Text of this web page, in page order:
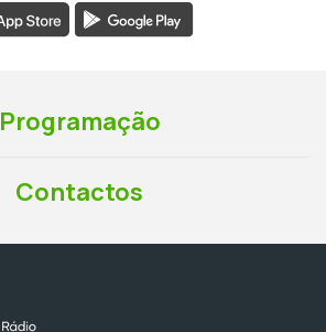
Programação
Contactos